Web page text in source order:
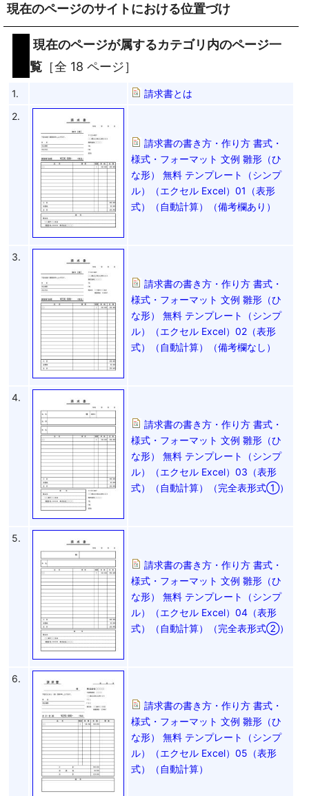
現在のページのサイトにおける位置づけ
現在のページが属するカテゴリ内のページ一
覧 ［全 18 ページ］
1.
請求書とは
2.
請求書の書き方・作り方 書式・
様式・フォーマット 文例 雛形（ひ
な形） 無料 テンプレート（シンプ
ル）（エクセル Excel）01（表形
式）（自動計算）（備考欄あり）
3.
請求書の書き方・作り方 書式・
様式・フォーマット 文例 雛形（ひ
な形） 無料 テンプレート（シンプ
ル）（エクセル Excel）02（表形
式）（自動計算）（備考欄なし）
4.
請求書の書き方・作り方 書式・
様式・フォーマット 文例 雛形（ひ
な形） 無料 テンプレート（シンプ
ル）（エクセル Excel）03（表形
式）（自動計算）（完全表形式①）
5.
請求書の書き方・作り方 書式・
様式・フォーマット 文例 雛形（ひ
な形） 無料 テンプレート（シンプ
ル）（エクセル Excel）04（表形
式）（自動計算）（完全表形式②）
6.
請求書の書き方・作り方 書式・
様式・フォーマット 文例 雛形（ひ
な形） 無料 テンプレート（シンプ
ル）（エクセル Excel）05（表形
式）（自動計算）